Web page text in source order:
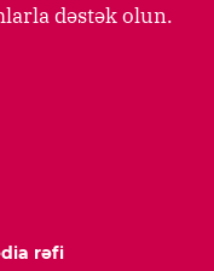
dəstək olun.
rəfi